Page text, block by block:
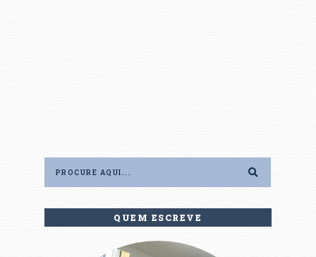
QUEM ESCREVE